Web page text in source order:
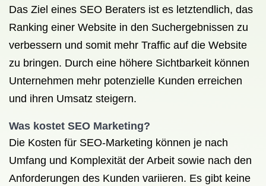
Das Ziel eines SEO Beraters ist es letztendlich, das
Ranking einer Website in den Suchergebnissen zu
verbessern und somit mehr Traffic auf die Website
zu bringen. Durch eine höhere Sichtbarkeit können
Unternehmen mehr potenzielle Kunden erreichen
und ihren Umsatz steigern.
Was kostet SEO Marketing?
Die Kosten für SEO-Marketing können je nach
Umfang und Komplexität der Arbeit sowie nach den
Anforderungen des Kunden variieren. Es gibt keine